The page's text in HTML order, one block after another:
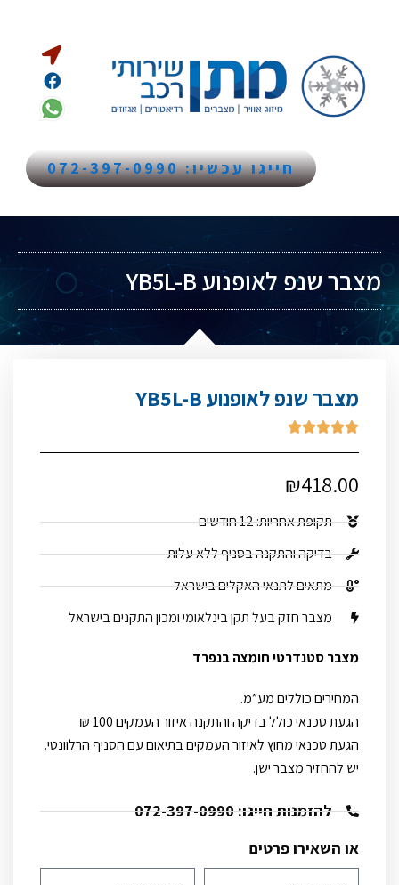
חייגו עכשיו: 072-397-0990
מצבר שנפ לאופנוע YB5L-B
מצבר שנפ לאופנוע YB5L-B





₪418.00
תקופת אחריות: 12 חודשים
בדיקה והתקנה בסניף ללא עלות
מתאים לתנאי האקלים בישראל
מצבר חזק בעל תקן בינלאומי ומכון התקנים בישראל
מצבר סטנדרטי חומצה בנפרד
המחירים כוללים מע”מ.
הגעת טכנאי כולל בדיקה והתקנה איזור העמקים 100 ₪
הגעת טכנאי מחוץ לאיזור העמקים בתיאום עם הסניף הרלוונטי.
יש להחזיר מצבר ישן.
להזמנות חייגו: 072-397-0990
או השאירו פרטים